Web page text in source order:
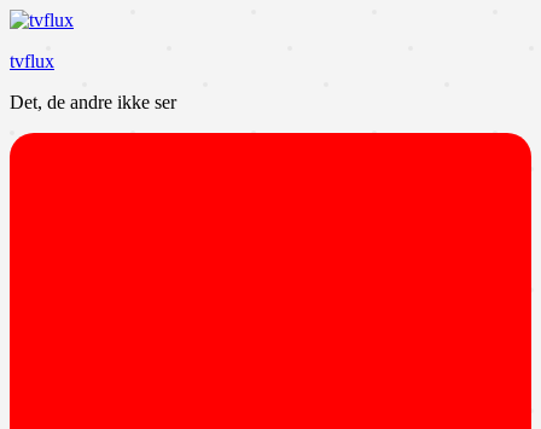
Videre
indhold
tvflux
Det, de andre ikke ser